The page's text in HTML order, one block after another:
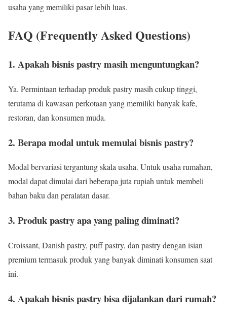
usaha yang memiliki pasar lebih luas.
FAQ (Frequently Asked Questions)
1. Apakah bisnis pastry masih menguntungkan?
Ya. Permintaan terhadap produk pastry masih cukup tinggi,
terutama di kawasan perkotaan yang memiliki banyak kafe,
restoran, dan konsumen muda.
2. Berapa modal untuk memulai bisnis pastry?
Modal bervariasi tergantung skala usaha. Untuk usaha rumahan,
modal dapat dimulai dari beberapa juta rupiah untuk membeli
bahan baku dan peralatan dasar.
3. Produk pastry apa yang paling diminati?
Croissant, Danish pastry, puff pastry, dan pastry dengan isian
premium termasuk produk yang banyak diminati konsumen saat
ini.
4. Apakah bisnis pastry bisa dijalankan dari rumah?